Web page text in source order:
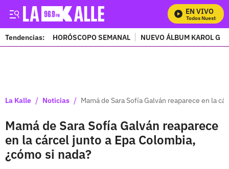
EN VIVO
Mira Todos Nuestros
Tendencias: HORÓSCOPO SEMANAL NUEVO ÁLBUM KAROL G
La Kalle / Noticias / Mamá de Sara Sofía Galván reaparece en la
Mamá de Sara Sofía Galván reaparece
en la cárcel junto a Epa Colombia,
¿cómo si nada?